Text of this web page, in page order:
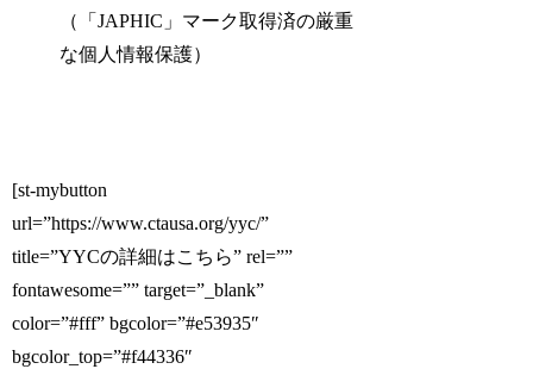
（「JAPHIC」マーク取得済の厳重
な個人情報保護）
[st-mybutton
url=”https://www.ctausa.org/yyc/”
title=”YYCの詳細はこちら” rel=””
fontawesome=”” target=”_blank”
color=”#fff” bgcolor=”#e53935″
bgcolor_top=”#f44336″